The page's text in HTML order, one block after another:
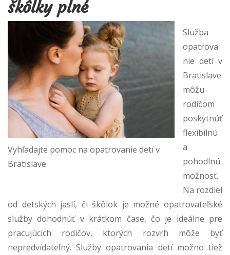
škôlky plné
Vyhľadajte pomoc na opatrovanie detí v
Bratislave
Služba
opatrova
nie detí v
Bratislave
môžu
rodičom
poskytnúť
flexibilnú
a
pohodlnú
možnosť.
Na rozdiel
od detských jaslí, či škôlok je možné opatrovateľské
služby dohodnúť v krátkom čase, čo je ideálne pre
pracujúcich rodičov, ktorých rozvrh môže byť
nepredvídateľný. Služby opatrovania detí možno tiež